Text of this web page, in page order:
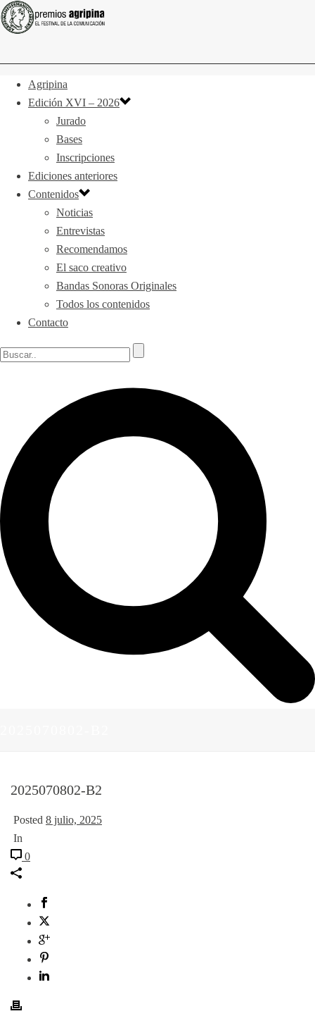
Agripina
Edición XVI – 2026
Jurado
Bases
Inscripciones
Ediciones anteriores
Contenidos
Noticias
Entrevistas
Recomendamos
El saco creativo
Bandas Sonoras Originales
Todos los contenidos
Contacto
2025070802-B2
Posted 8 julio, 2025
In
0